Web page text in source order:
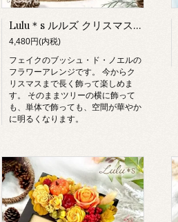
Lulu＊s ルルズ クリスマス ブッシュドノエル フラワーケーキ
4,480円(内税)
フェイクのブッシュ・ド・ノエルの
フラワーアレンジです。 今からク
リスマスまで長く飾って楽しめま
す。 そのままツリーの横に飾って
も、単体で飾っても、空間が華やか
に明るくなります。